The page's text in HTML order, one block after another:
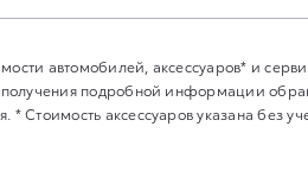
автомобилей, аксессуаров* и
подробной информации
аксессуаров указана без